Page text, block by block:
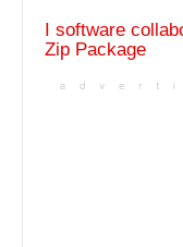
I software
Zip Package